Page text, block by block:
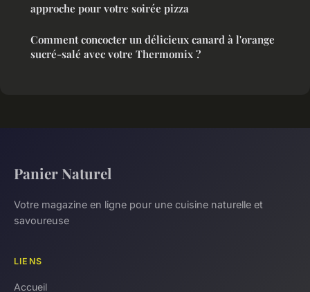
approche pour votre soirée pizza
Comment concocter un délicieux canard à l'orange
sucré-salé avec votre Thermomix ?
Panier Naturel
Votre magazine en ligne pour une cuisine naturelle et
savoureuse
LIENS
Accueil